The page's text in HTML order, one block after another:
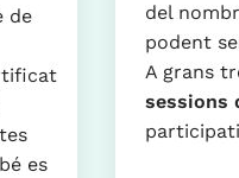
de
es
del
podent
A grans
sessions